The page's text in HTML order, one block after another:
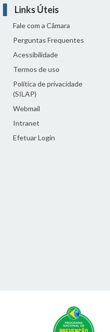
Links Úteis
Fale com a Câmara
Perguntas Frequentes
Acessibilidade
Termos de uso
Política de privacidade
(SILAP)
Webmail
Intranet
Efetuar Login